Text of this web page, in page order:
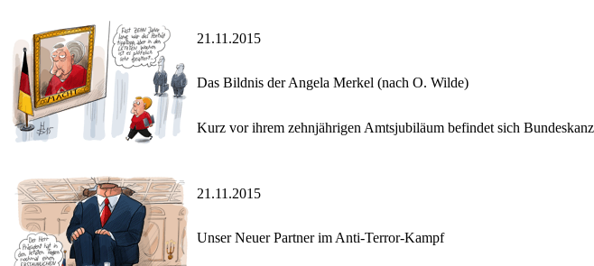
21.11.2015
Das Bildnis der Angela Merkel (nach O. Wilde)
Kurz vor ihrem zehnjährigen Amtsjubiläum befindet sich
21.11.2015
Unser Neuer Partner im Anti-Terror-Kampf